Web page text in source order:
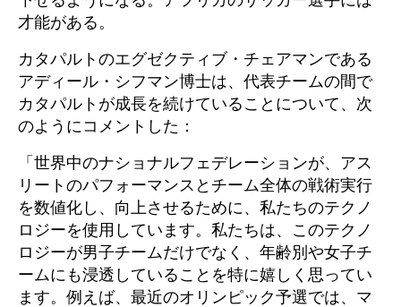
才能がある。
カタパルトのエグゼクティブ・チェアマンである
アディール・シフマン博士は、代表チームの間で
カタパルトが成長を続けていることについて、次
のようにコメントした：
「世界中のナショナルフェデレーションが、アス
リートのパフォーマンスとチーム全体の戦術実行
を数値化し、向上させるために、私たちのテクノ
ロジーを使用しています。私たちは、このテクノ
ロジーが男子チームだけでなく、年齢別や女子チ
ームにも浸透していることを特に嬉しく思ってい
ます。例えば、最近のオリンピック予選では、マ